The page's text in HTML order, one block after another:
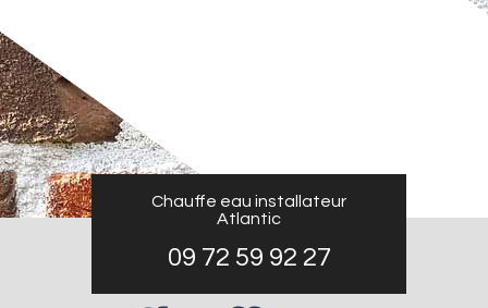
Chauffe eau installateur
Atlantic
09 72 59 92 27